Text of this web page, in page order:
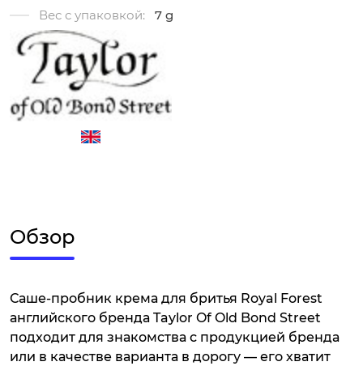
Вес с упаковкой:
7 g
Обзор
Саше-пробник крема для бритья Royal Forest
английского бренда Taylor Of Old Bond Street
подходит для знакомства с продукцией бренда
или в качестве варианта в дорогу — его хватит